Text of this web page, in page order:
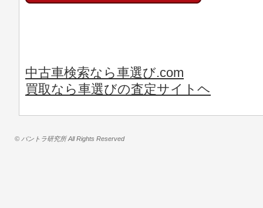
中古車検索なら車選び.com
買取なら車選びの査定サイトヘ
© バントラ研究所 All Rights Reserved